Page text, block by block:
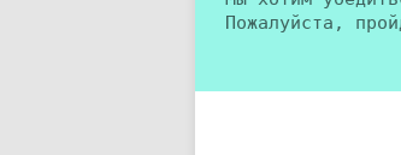
Пожалуйста,